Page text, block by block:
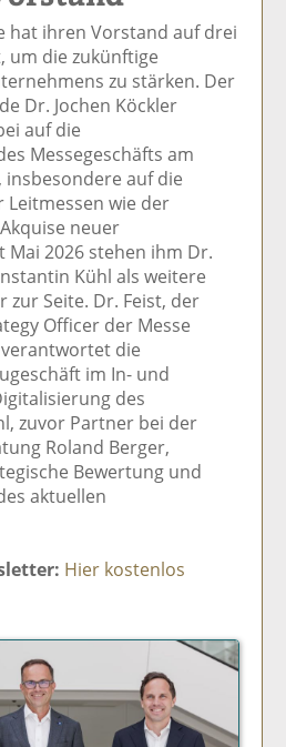
el
a
uf
F
ac
e
b
o
o
te
il
e
n
el
t
wi
tt
er
n
a
Li
n
e
di
te
il
e
n
el
p
er
E
se
n
d
e
el
D
ck
hat ihren Vorstand auf drei
um die zukünftige
zu stärken. Der
Dr. Jochen Köckler
auf die
Messegeschäfts am
auf die
wie der
neuer
Mai 2026 stehen ihm Dr.
Kühl als weitere
Seite. Dr. Feist, der
Officer der Messe
die
im In- und
des
zuvor Partner bei der
Roland Berger,
Bewertung und
aktuellen
Hier kostenlos